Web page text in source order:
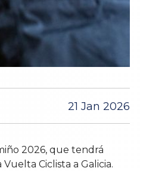
21 Jan 2026
2026, que tendrá
Ciclista a Galicia.